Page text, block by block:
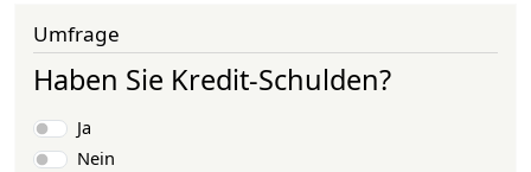
Umfrage
Haben Sie Kredit-Schulden?
Auswahlmöglichkeiten
Ja
Nein